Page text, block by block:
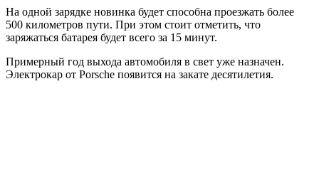
На одной зарядке новинка будет способна проезжать более
500 километров пути. При этом стоит отметить, что
заряжаться батарея будет всего за 15 минут.
Примерный год выхода автомобиля в свет уже назначен.
Электрокар от Porsche появится на закате десятилетия.